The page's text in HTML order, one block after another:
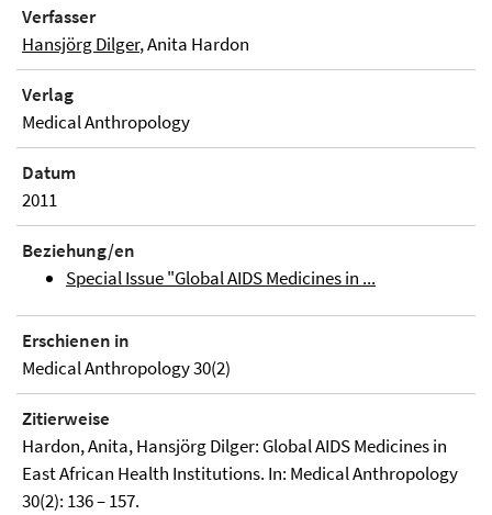
Verfasser
Hansjörg Dilger, Anita Hardon
Verlag
Medical Anthropology
Datum
2011
Beziehung/en
Special Issue "Global AIDS Medicines in ...
Erschienen in
Medical Anthropology 30(2)
Zitierweise
Hardon, Anita, Hansjörg Dilger: Global AIDS Medicines in
East African Health Institutions. In: Medical Anthropology
30(2): 136 – 157.